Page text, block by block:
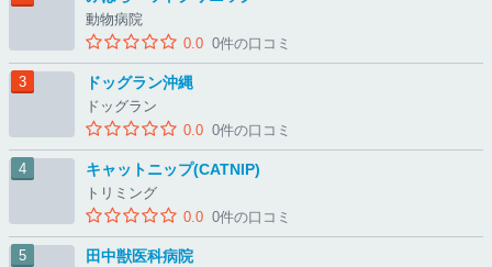
動物病院
0.0 0件の口コミ
ドッグラン沖縄
ドッグラン
0.0 0件の口コミ
キャットニップ(CATNIP)
トリミング
0.0 0件の口コミ
田中獣医科病院